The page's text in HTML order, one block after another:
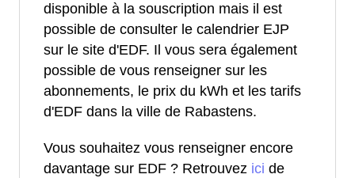
disponible à la souscription mais il est
possible de consulter le calendrier EJP
sur le site d'EDF. Il vous sera également
possible de vous renseigner sur les
abonnements, le prix du kWh et les tarifs
d'EDF dans la ville de Rabastens.
Vous souhaitez vous renseigner encore
davantage sur EDF ? Retrouvez ici de